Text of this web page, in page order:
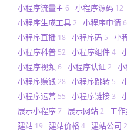
小程序流量主 6 小程序源码 12
小程序生成工具2 小程序申请6
小程序直播 18 小程序码 5 小
小程序科普 52 小程序组件4
小程序视频6 小程序认证2 小
小程序赚钱28 小程序跳转 5
小程序运营 55 小程序链接 3
展示小程序7 展示网站2 工
建站 19 建站价格4 建站公司